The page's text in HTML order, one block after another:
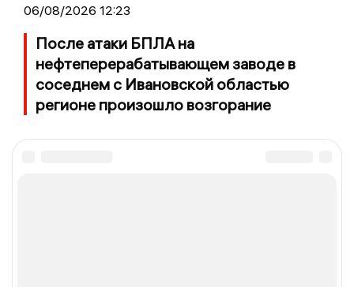
06/08/2026 12:23
После атаки БПЛА на
нефтеперерабатывающем заводе в
соседнем с Ивановской областью
регионе произошло возгорание